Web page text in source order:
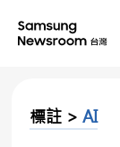
標註 > AI